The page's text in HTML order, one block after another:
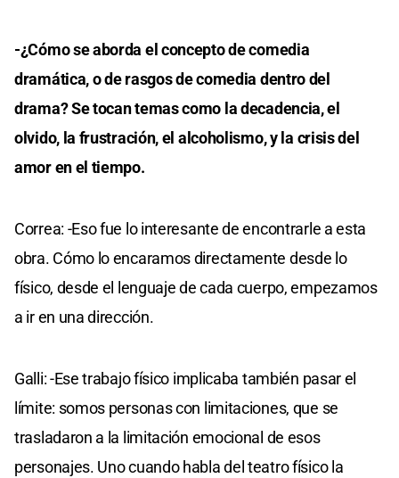
-¿Cómo se aborda el concepto de comedia
dramática, o de rasgos de comedia dentro del
drama? Se tocan temas como la decadencia, el
olvido, la frustración, el alcoholismo, y la crisis del
amor en el tiempo.
Correa: -Eso fue lo interesante de encontrarle a esta
obra. Cómo lo encaramos directamente desde lo
físico, desde el lenguaje de cada cuerpo, empezamos
a ir en una dirección.
Galli: -Ese trabajo físico implicaba también pasar el
límite: somos personas con limitaciones, que se
trasladaron a la limitación emocional de esos
personajes. Uno cuando habla del teatro físico la